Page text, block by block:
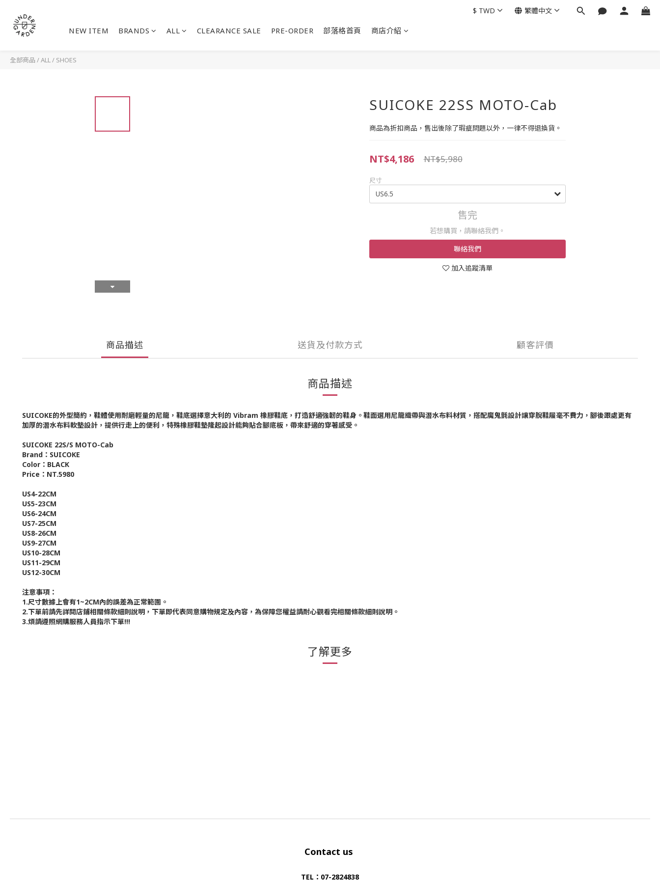
NEW ITEM BRANDS ALL CLEARANCE SALE PRE-ORDER 部落格首頁 商店介紹
$ TWD 繁體中文
全部商品 /ALL/ SHOES
SUICOKE 22SS MOTO-Cab
商品為折扣商品，售出後除了瑕疵問題以外，一律不得退換貨。
NT$4,186 NT$5,980
尺寸
售完
若想購買，請聯絡我們。
聯絡我們
加入追蹤清單
商品描述 送貨及付款方式 顧客評價
商品描述
SUICOKE的外型簡約，鞋體使用耐磨輕量的尼龍，鞋底選擇意大利的 Vibram 橡膠鞋底，打造舒適強韌的鞋身。鞋面選用尼龍織帶與潛水布料材質，搭配魔鬼氈設計讓穿脫鞋履毫不費力，腳後跟處更有
加厚的潛水布料軟墊設計，提供行走上的便利，特殊橡膠鞋墊隆起設計能夠貼合腳底板，帶來舒適的穿著感受。
SUICOKE 22S/S MOTO-Cab
Brand：SUICOKE
Color：BLACK
Price：NT.5980
US4-22CM
US5-23CM
US6-24CM
US7-25CM
US8-26CM
US9-27CM
US10-28CM
US11-29CM
US12-30CM
注意事項：
1.尺寸數據上會有1~2CM內的誤差為正常範圍。
2.下單前請先詳閱店鋪相關條款細則說明，下單即代表同意購物規定及內容，為保障您權益請耐心觀看完相關條款細則說明。
3.煩請遵照網購服務人員指示下單!!!
了解更多
Contact us
TEL：07-2824838